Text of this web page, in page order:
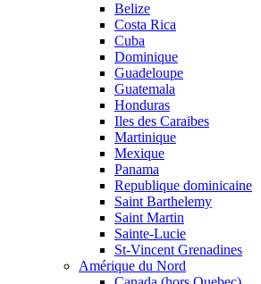
Belize
Costa Rica
Cuba
Dominique
Guadeloupe
Guatemala
Honduras
Iles des Caraibes
Martinique
Mexique
Panama
Republique dominicaine
Saint Barthelemy
Saint Martin
Sainte-Lucie
St-Vincent Grenadines
Amérique du Nord